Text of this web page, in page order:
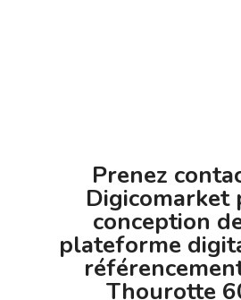
Prenez
Digicomarket
conception
plateforme
Thourotte